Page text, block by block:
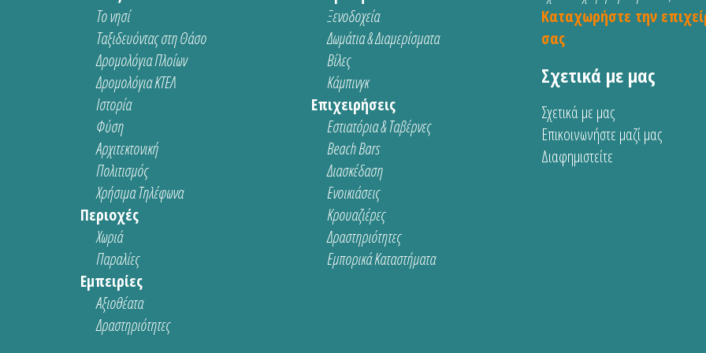
Το νησί
Ταξιδευόντας στη Θάσο
Δρομολόγια Πλοίων
Δρομολόγια ΚΤΕΛ
Ιστορία
Φύση
Αρχιτεκτονική
Πολιτισμός
Χρήσιμα Τηλέφωνα
Περιοχές
Χωριά
Παραλίες
Εμπειρίες
Αξιοθέατα
Δραστηριότητες
Ξενοδοχεία
Δωμάτια & Διαμερίσματα
Βίλες
Κάμπινγκ
Επιχειρήσεις
Εστιατόρια & Ταβέρνες
Beach Bars
Διασκέδαση
Ενοικιάσεις
Κρουαζιέρες
Δραστηριότητες
Εμπορικά Καταστήματα
Καταχωρήστε την
σας
Σχετικά με μας
Σχετικά με μας
Επικοινωνήστε μαζί μας
Διαφημιστείτε